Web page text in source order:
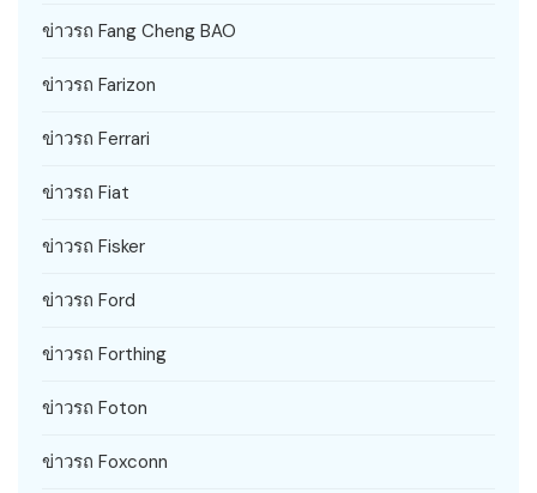
ข่าวรถ Fang Cheng BAO
ข่าวรถ Farizon
ข่าวรถ Ferrari
ข่าวรถ Fiat
ข่าวรถ Fisker
ข่าวรถ Ford
ข่าวรถ Forthing
ข่าวรถ Foton
ข่าวรถ Foxconn